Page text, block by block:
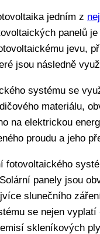
jedním z
panelů
jevu,
jsou následně
systému se
materiálu,
na elektrickou
proudu a jeho
fotovoltaického
panely jsou
slunečního
se nejen
skleníkových